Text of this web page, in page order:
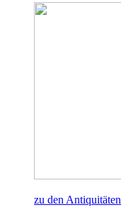
zu den Antiquitäten